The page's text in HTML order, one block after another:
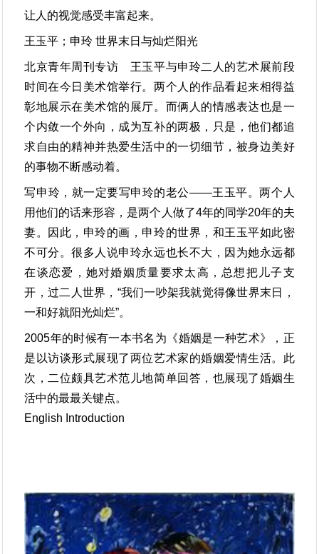
让人的视觉感受丰富起来。
王玉平；申玲 世界末日与灿烂阳光
北京青年周刊专访 王玉平与申玲二人的艺术展前段
时间在今日美术馆举行。两个人的作品看起来相得益
彰地展示在美术馆的展厅。而俩人的情感表达也是一
个内敛一个外向，成为互补的两极，只是，他们都追
求自由的精神并热爱生活中的一切细节，被身边美好
的事物不断感动着。
写申玲，就一定要写申玲的老公——王玉平。两个人
用他们的话来形容，是两个人做了4年的同学20年的夫
妻。因此，申玲的画，申玲的世界，和王玉平如此密
不可分。很多人说申玲永远也长不大，因为她永远都
在谈恋爱，她对婚姻质量要求太高，总想把儿子支
开，过二人世界，“我们一吵架我就觉得像世界末日，
一和好就阳光灿烂”。
2005年的时候有一本书名为《婚姻是一种艺术》，正
是以访谈形式展现了两位艺术家的婚姻爱情生活。此
次，二位颇具艺术范儿地简单回答，也展现了婚姻生
活中的最最关键点。
English Introduction